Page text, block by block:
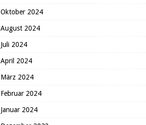
Oktober 2024
August 2024
Juli 2024
April 2024
März 2024
Februar 2024
Januar 2024